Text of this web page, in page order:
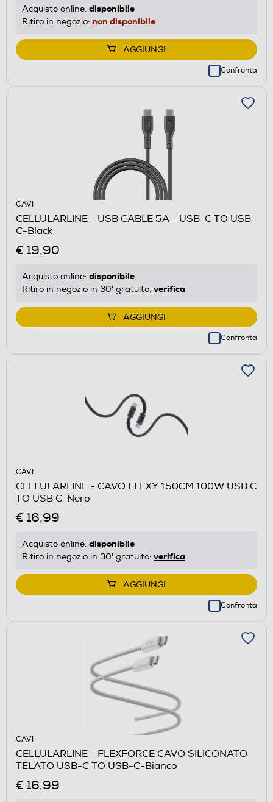
Acquisto online: disponibile
Ritiro in negozio: non disponibile
AGGIUNGI
Confronta
CAVI
CELLULARLINE - USB CABLE 5A - USB-C TO USB-
C-Black
€ 19,90
Acquisto online: disponibile
Ritiro in negozio in 30' gratuito: verifica
AGGIUNGI
Confronta
CAVI
CELLULARLINE - CAVO FLEXY 150CM 100W USB C
TO USB C-Nero
€ 16,99
Acquisto online: disponibile
Ritiro in negozio in 30' gratuito: verifica
AGGIUNGI
Confronta
CAVI
CELLULARLINE - FLEXFORCE CAVO SILICONATO
TELATO USB-C TO USB-C-Bianco
€ 16,99